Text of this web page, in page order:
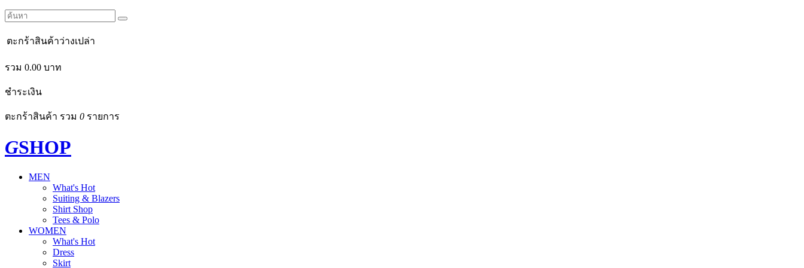
ตะกร้าสินค้าว่างเปล่า
รวม 0.00 บาท
ชำระเงิน
ตะกร้าสินค้า รวม 0 รายการ
GSHOP
MEN
What's Hot
Suiting & Blazers
Shirt Shop
Tees & Polo
WOMEN
What's Hot
Dress
Skirt